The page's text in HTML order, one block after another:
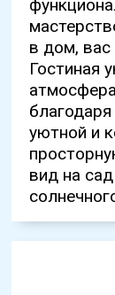
в дом,
Гостиная
уютной и
вид на
верхний
рая. В
комната,
место для
которых
для
обедов
торжеств.
стойлами
это